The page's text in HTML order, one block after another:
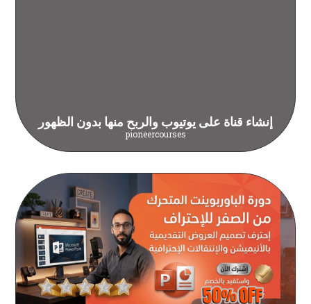
إنشاء قناة على يوتيوب والربح منها بدون الظهور
pioneercourses